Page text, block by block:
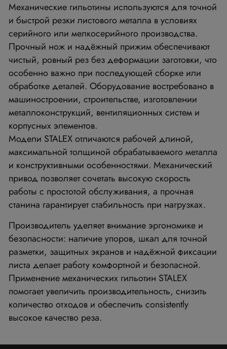
Механические гильотины используются для точной
и быстрой резки листового металла в условиях
серийного или мелкосерийного производства.
Прочный нож и надёжный прижим обеспечивают
чистый, ровный рез без деформации заготовки, что
особенно важно при последующей сборке или
обработке деталей. Оборудование востребовано в
машиностроении, строительстве, изготовлении
металлоконструкций, вентиляционных систем и
корпусных элементов.
Модели STALEX отличаются рабочей длиной,
максимальной толщиной обрабатываемого металла
и конструктивными особенностями. Механический
привод позволяет сочетать высокую скорость
работы с простотой обслуживания, а прочная
станина гарантирует стабильность при нагрузках.
Производитель уделяет внимание эргономике и
безопасности: наличие упоров, шкал для точной
разметки, защитных экранов и надёжной фиксации
листа делает работу комфортной и безопасной.
Применение механических гильотин STALEX
помогает увеличить производительность, снизить
количество отходов и обеспечить consistently
высокое качество реза.